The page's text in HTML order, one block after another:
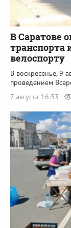
В Саратове
транспорта
велоспорту
В воскресенье, 9
проведением
7 августа 16:33